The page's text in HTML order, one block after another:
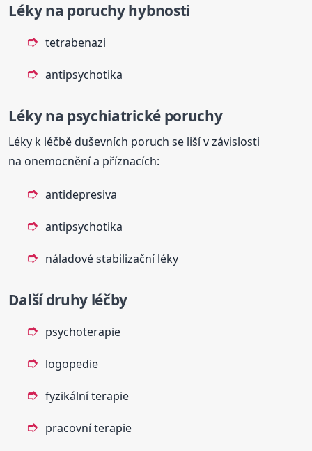
Léky na poruchy hybnosti
tetrabenazi
antipsychotika
Léky na psychiatrické poruchy
Léky k léčbě duševních poruch se liší v závislosti
na onemocnění a příznacích:
antidepresiva
antipsychotika
náladové stabilizační léky
Další druhy léčby
psychoterapie
logopedie
fyzikální terapie
pracovní terapie